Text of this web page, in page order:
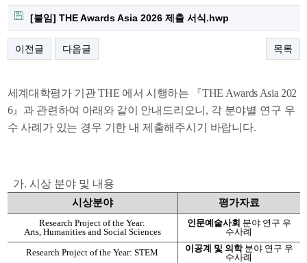
[붙임] THE Awards Asia 2026 제출 서식.hwp
이전글 다음글 목록
세계대학평가 기관 THE 에서 시행하는 『THE Awards Asia 202
6』과 관련하여 아래와 같이
안내드리오니, 각 분야별 연구 우
수 사례가 있는 경우 기한 내 제출해주시기 바랍니다.
가. 시상 분야 및 내용
시상분야 평가자료
Research Project of the Year:
Arts, Humanities and Social Sciences
인문예술사회 분야 연구 우
수사례
Research Project of the Year: STEM
이공계 및 의학분야 연구 우
수사례